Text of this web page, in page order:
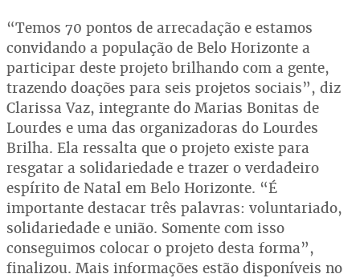
“Temos 70 pontos de arrecadação e estamos
convidando a população de Belo Horizonte a
participar deste projeto brilhando com a gente,
trazendo doações para seis projetos sociais”, diz
Clarissa Vaz, integrante do Marias Bonitas de
Lourdes e uma das organizadoras do Lourdes
Brilha. Ela ressalta que o projeto existe para
resgatar a solidariedade e trazer o verdadeiro
espírito de Natal em Belo Horizonte. “É
importante destacar três palavras: voluntariado,
solidariedade e união. Somente com isso
conseguimos colocar o projeto desta forma”,
finalizou. Mais informações estão disponíveis no